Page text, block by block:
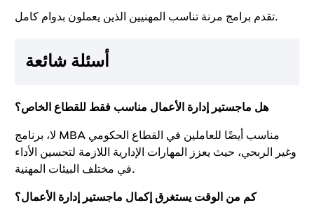
تقدم برامج مرنة تناسب المهنيين الذين يعملون بدوام كامل.
أسئلة شائعة
هل ماجستير إدارة الأعمال مناسب فقط للقطاع الخاص؟
لا، برنامج MBA مناسب أيضًا للعاملين في القطاع الحكومي
وغير الربحي، حيث يعزز المهارات الإدارية اللازمة لتحسين الأداء
في مختلف البيئات المهنية.
كم من الوقت يستغرق إكمال ماجستير إدارة الأعمال؟